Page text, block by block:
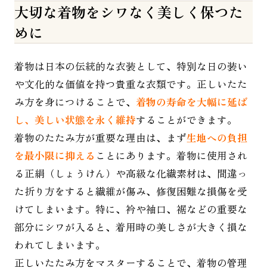
大切な着物をシワなく美しく保つた
めに
着物は日本の伝統的な衣装として、特別な日の装い
や文化的な価値を持つ貴重な衣類です。正しいたた
み方を身につけることで、 着物の寿命を大幅に延ば
し、美しい状態を永く維持することができます。
着物のたたみ方が重要な理由は、まず生地への負担
を最小限に抑える ことにあります。着物に使用され
る正絹（しょうけん）や高級な化繊素材は、間違っ
た折り方をすると繊維が傷み、修復困難な損傷を受
けてしまいます。特に、衿や袖口、裾などの重要な
部分にシワが入ると、着用時の美しさが大きく損な
われてしまいます。
正しいたたみ方をマスターすることで、着物の管理